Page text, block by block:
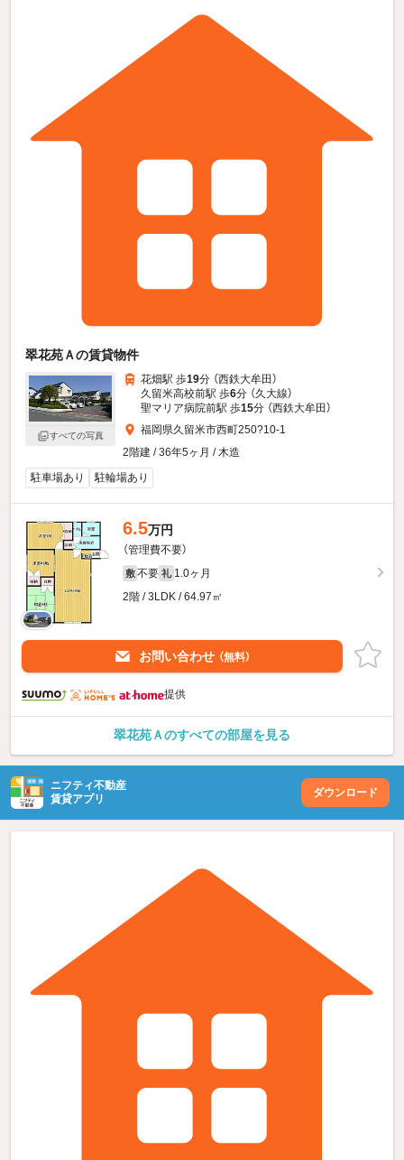
翠花苑Ａの賃貸物件
すべての写真
花畑駅 歩19分 （西鉄大牟田）
久留米高校前駅 歩6分 （久大線）
聖マリア病院前駅 歩15分 （西鉄大牟田）
福岡県久留米市西町250?10-1
2階建 / 36年5ヶ月 / 木造
駐車場あり
駐輪場あり
6.5万円
（管理費不要）
敷 不要 礼 1.0ヶ月
2階 / 3LDK / 64.97㎡
お問い合わせ （無料）
提供
翠花苑Ａのすべての部屋を見る
ニフティ不動産
賃貸アプリ
ダウンロード